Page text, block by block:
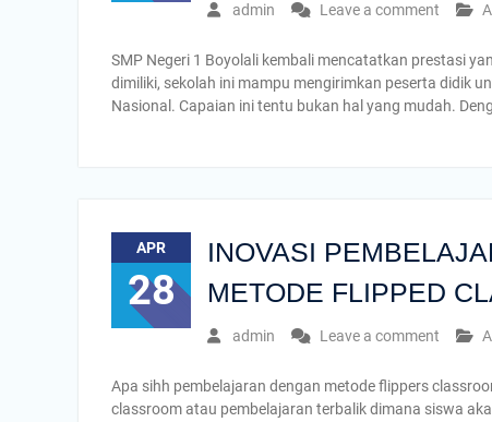
admin Leave a comment
SMP Negeri 1 Boyolali kembali mencatatkan prestasi
dimiliki, sekolah ini mampu mengirimkan peserta didik
Nasional. Capaian ini tentu bukan hal yang mudah.
APR
28
INOVASI
METODE FLIPPED
admin Leave a comment
Apa sihh pembelajaran dengan metode flippers
classroom atau pembelajaran terbalik dimana siswa